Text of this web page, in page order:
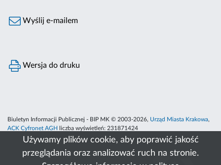
Używamy plików cookie, aby poprawić jakość
przeglądania oraz analizować ruch na stronie.
Wyślij e-mailem
Wersja do druku
Biuletyn Informacji Publicznej - BIP MK © 2003-2026, Urząd Miasta Krakowa,
ACK Cyfronet AGH
liczba wyświetleń: 231871424